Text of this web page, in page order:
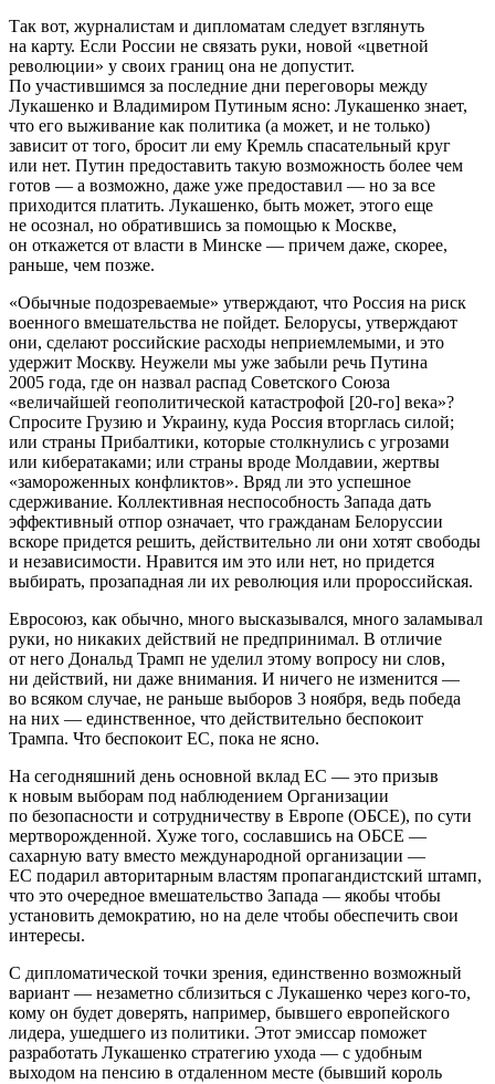
Так вот, журналистам и дипломатам следует взглянуть
на карту. Если России не связать руки, новой «цветной
революции» у своих границ она не допустит.
По участившимся за последние дни переговоры между
Лукашенко и Владимиром Путиным ясно: Лукашенко знает,
что его выживание как политика (а может, и не только)
зависит от того, бросит ли ему Кремль спасательный круг
или нет. Путин предоставить такую возможность более чем
готов — а возможно, даже уже предоставил — но за все
приходится платить. Лукашенко, быть может, этого еще
не осознал, но обратившись за помощью к Москве,
он откажется от власти в Минске — причем даже, скорее,
раньше, чем позже.
«Обычные подозреваемые» утверждают, что Россия на риск
военного вмешательства не пойдет. Белорусы, утверждают
они, сделают российские расходы неприемлемыми, и это
удержит Москву. Неужели мы уже забыли речь Путина
2005 года, где он назвал распад Советского Союза
«величайшей геополитической катастрофой [20-го] века»?
Спросите Грузию и Украину, куда Россия вторглась силой;
или страны Прибалтики, которые столкнулись с угрозами
или кибератаками; или страны вроде Молдавии, жертвы
«замороженных конфликтов». Вряд ли это успешное
сдерживание. Коллективная неспособность Запада дать
эффективный отпор означает, что гражданам Белоруссии
вскоре придется решить, действительно ли они хотят свободы
и независимости. Нравится им это или нет, но придется
выбирать, прозападная ли их революция или пророссийская.
Евросоюз, как обычно, много высказывался, много заламывал
руки, но никаких действий не предпринимал. В отличие
от него Дональд Трамп не уделил этому вопросу ни слов,
ни действий, ни даже внимания. И ничего не изменится —
во всяком случае, не раньше выборов 3 ноября, ведь победа
на них — единственное, что действительно беспокоит
Трампа. Что беспокоит ЕС, пока не ясно.
На сегодняшний день основной вклад ЕС — это призыв
к новым выборам под наблюдением Организации
по безопасности и сотрудничеству в Европе (ОБСЕ), по сути
мертворожденной. Хуже того, сославшись на ОБСЕ —
сахарную вату вместо международной организации —
ЕС подарил авторитарным властям пропагандистский штамп,
что это очередное вмешательство Запада — якобы чтобы
установить демократию, но на деле чтобы обеспечить свои
интересы.
С дипломатической точки зрения, единственно возможный
вариант — незаметно сблизиться с Лукашенко через кого-то,
кому он будет доверять, например, бывшего европейского
лидера, ушедшего из политики. Этот эмиссар поможет
разработать Лукашенко стратегию ухода — с удобным
выходом на пенсию в отдаленном месте (бывший король